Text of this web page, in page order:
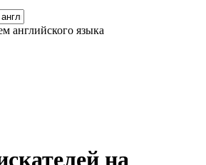
английского языка
на